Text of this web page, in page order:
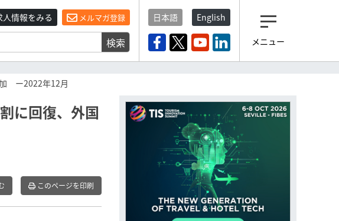
人情報をみる メルマガ登録
検索
日本語 English
メニュー
加 ー2022年12月
に回復、外国
このページを印刷
観光産業ニュース「トラベ
登録済みですよね？
もし未だ登録していないなら…
いますぐ登録する